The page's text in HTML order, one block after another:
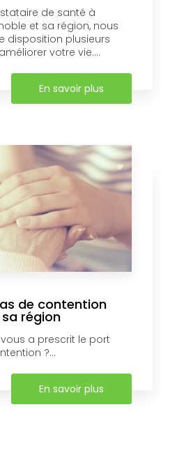
de santé à
et sa région, nous
disposition plusieurs
votre vie....
En savoir plus
de contention
région
a prescrit le port
?...
En savoir plus